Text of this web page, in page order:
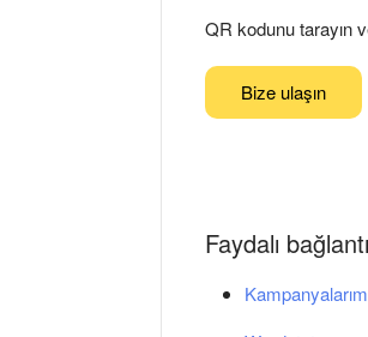
QR kodunu tarayın
Bize ulaşın
Faydalı
Kampanyalarım